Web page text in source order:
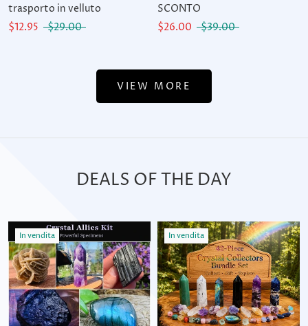
trasporto in velluto
$12.95
$29.00
SCONTO
$26.00
$39.00
VIEW MORE
DEALS OF THE DAY
In vendita In vendita